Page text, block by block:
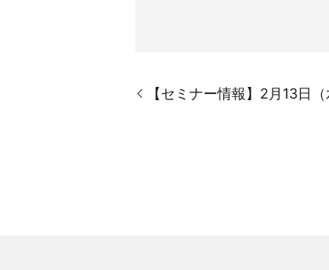
【セミナー情報】2月13日